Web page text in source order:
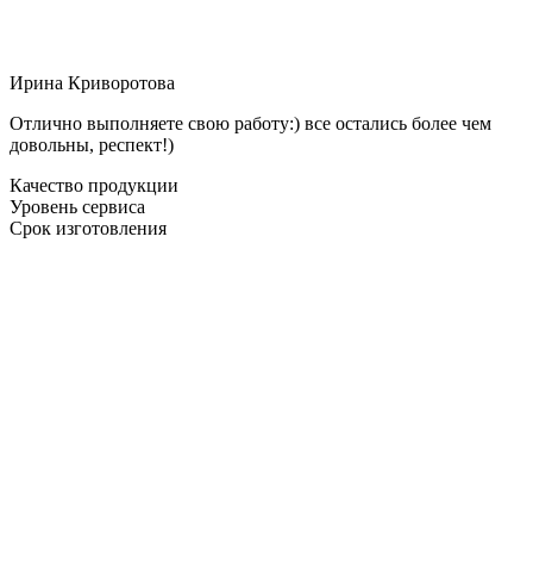
Ирина Криворотова
Отлично выполняете свою работу:) все остались более чем
довольны, респект!)
Качество продукции
Уровень сервиса
Срок изготовления